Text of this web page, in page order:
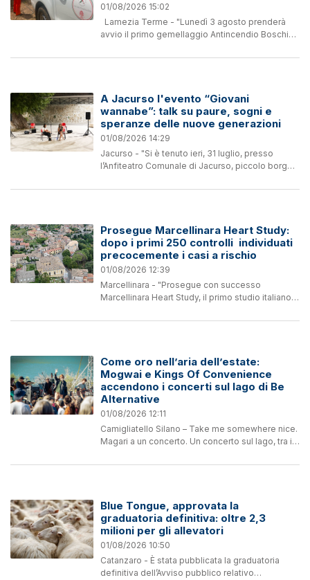
01/08/2026 15:02
Lamezia Terme - "Lunedì 3 agosto prenderà
avvio il primo gemellaggio Antincendio Boschivo
Dipartimento Nazionale di Protezione Civile,
A Jacurso l'evento “Giovani
wannabe”: talk su paure, sogni e
speranze delle nuove generazioni
01/08/2026 14:29
Jacurso - "Si è tenuto ieri, 31 luglio, presso
l’Anfiteatro Comunale di Jacurso, piccolo borgo
wannabe: paure, sogni e speranze delle nuove
Prosegue Marcellinara Heart Study:
dopo i primi 250 controlli individuati
precocemente i casi a rischio
01/08/2026 12:39
Marcellinara - "Prosegue con successo
Marcellinara Heart Study, il primo studio italiano
all'elettrocardiogramma per individuare
Come oro nell’aria dell’estate:
Mogwai e Kings Of Convenience
accendono i concerti sul lago di Be
Alternative
01/08/2026 12:11
Camigliatello Silano – Take me somewhere nice.
Magari a un concerto. Un concerto sul lago, tra i
di un festival divenuto, tra musica e natura, un...
Blue Tongue, approvata la
graduatoria definitiva: oltre 2,3
milioni per gli allevatori
01/08/2026 10:50
Catanzaro - È stata pubblicata la graduatoria
definitiva dell’Avviso pubblico relativo